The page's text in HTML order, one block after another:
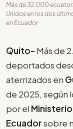
Más de 32.000
Unidos en los dos
en Ecuador
Quito- Más de
deportados
aterrizados en
de 2025, según
por el
Ecuadorsobre